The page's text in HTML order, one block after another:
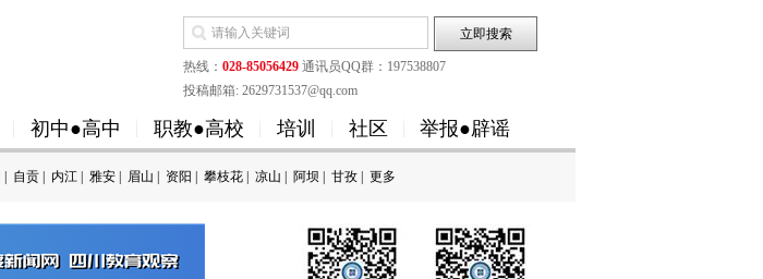
热线： 028-85056429 通讯员QQ群：197538807
投稿邮箱: 2629731537@qq.com
初中●高中 职教●高校 培训 社区 举报●辟谣
自贡 内江 雅安 眉山 资阳 攀枝花 凉山 阿坝 甘孜 更多